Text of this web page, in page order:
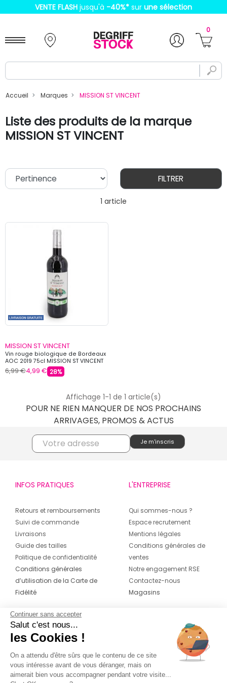
VENTE FLASH jusqu'à -40%* sur une sélection
0
Accueil Marques MISSION ST VINCENT
Liste des produits de la marque
MISSION ST VINCENT
1 article
FILTRER
MISSION ST VINCENT
Vin rouge biologique de Bordeaux
AOC 2019 75cl MISSION ST VINCENT
6,99 €4,99 € 28%
Affichage 1-1 de 1 article(s)
POUR NE RIEN MANQUER DE NOS PROCHAINS
ARRIVAGES, PROMOS & ACTUS
INFOS PRATIQUES
Retours et remboursements
Suivi de commande
Livraisons
Guide des tailles
Politique de confidentialité
Conditions générales
d’utilisation de la Carte de
Fidélité
L'ENTREPRISE
Qui sommes-nous ?
Espace recrutement
Mentions légales
Conditions générales de
ventes
Notre engagement RSE
Contactez-nous
Magasins
CONTACT
04 42 20 78 42
Du lundi au jeudi de 8h30 à 16h30 & le
vendredi de 8h30 à 15h30
Continuer sans accepter
Salut c'est nous...
les Cookies !
On a attendu d'être sûrs que le contenu de ce site
vous intéresse avant de vous déranger, mais on
aimerait bien vous accompagner pendant votre visite...